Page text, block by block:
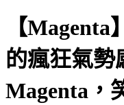
【
的瘋狂氣勢
Magenta，